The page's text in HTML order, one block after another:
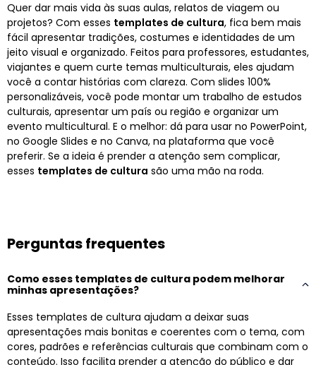
Quer dar mais vida às suas aulas, relatos de viagem ou
projetos? Com esses templates de cultura, fica bem mais
fácil apresentar tradições, costumes e identidades de um
jeito visual e organizado. Feitos para professores, estudantes,
viajantes e quem curte temas multiculturais, eles ajudam
você a contar histórias com clareza. Com slides 100%
personalizáveis, você pode montar um trabalho de estudos
culturais, apresentar um país ou região e organizar um
evento multicultural. E o melhor: dá para usar no PowerPoint,
no Google Slides e no Canva, na plataforma que você
preferir. Se a ideia é prender a atenção sem complicar,
esses templates de cultura são uma mão na roda.
Perguntas frequentes
Como esses templates de cultura podem melhorar
minhas apresentações?
Esses templates de cultura ajudam a deixar suas
apresentações mais bonitas e coerentes com o tema, com
cores, padrões e referências culturais que combinam com o
conteúdo. Isso facilita prender a atenção do público e dar